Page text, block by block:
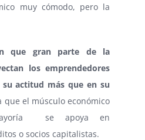
muy cómodo, pero la
que gran parte de la
los emprendedores
actitud más que en su
que el músculo económico
se apoya en
o socios capitalistas.